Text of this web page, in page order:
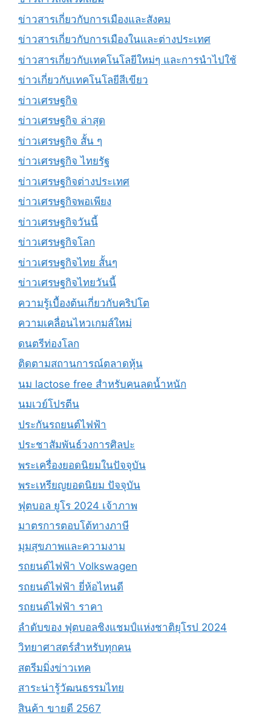
ข่าวสารเกี่ยวกับการเมืองและสังคม
ข่าวสารเกี่ยวกับการเมืองในและต่างประเทศ
ข่าวสารเกี่ยวกับเทคโนโลยีใหม่ๆ และการนำไปใช้
ข่าวเกี่ยวกับเทคโนโลยีสีเขียว
ข่าวเศรษฐกิจ
ข่าวเศรษฐกิจ ล่าสุด
ข่าวเศรษฐกิจ สั้น ๆ
ข่าวเศรษฐกิจ ไทยรัฐ
ข่าวเศรษฐกิจต่างประเทศ
ข่าวเศรษฐกิจพอเพียง
ข่าวเศรษฐกิจวันนี้
ข่าวเศรษฐกิจโลก
ข่าวเศรษฐกิจไทย สั้นๆ
ข่าวเศรษฐกิจไทยวันนี้
ความรู้เบื้องต้นเกี่ยวกับคริปโต
ความเคลื่อนไหวเกมส์ใหม่
ดนตรีท่องโลก
ติดตามสถานการณ์ตลาดหุ้น
นม lactose free สำหรับคนลดน้ำหนัก
นมเวย์โปรตีน
ประกันรถยนต์ไฟฟ้า
ประชาสัมพันธ์วงการศิลปะ
พระเครื่องยอดนิยมในปัจจุบัน
พระเหรียญยอดนิยม ปัจจุบัน
ฟุตบอล ยูโร 2024 เจ้าภาพ
มาตรการตอบโต้ทางภาษี
มุมสุขภาพและความงาม
รถยนต์ไฟฟ้า Volkswagen
รถยนต์ไฟฟ้า ยี่ห้อไหนดี
รถยนต์ไฟฟ้า ราคา
ลำดับของ ฟุตบอลชิงแชมป์แห่งชาติยุโรป 2024
วิทยาศาสตร์สำหรับทุกคน
สตรีมมิ่งข่าวเทค
สาระน่ารู้วัฒนธรรมไทย
สินค้า ขายดี 2567